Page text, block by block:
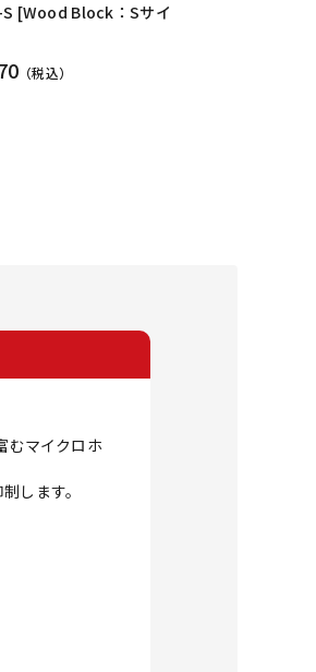
S [Wood Block：Sサイ
（税込）
むマイクロホ
します。